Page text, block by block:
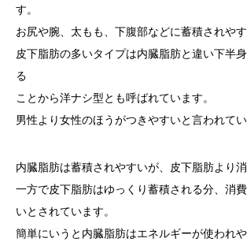
す。
お尻や腕、太もも、下腹部などに蓄積されやす
皮下脂肪の多いタイプは内臓脂肪と違い下半
る
ことから洋ナシ型とも呼ばれています。
男性より女性のほうがつきやすいと言われてい
内臓脂肪は蓄積されやすいが、皮下脂肪より
一方で皮下脂肪はゆっくり蓄積される分、消
いとされています。
簡単にいうと内臓脂肪はエネルギーが使われ